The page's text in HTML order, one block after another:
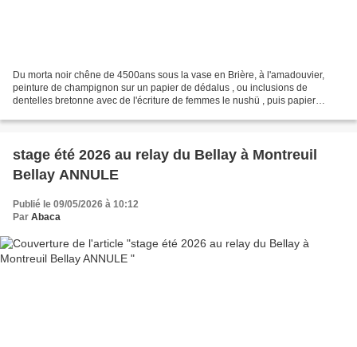
Du morta noir chêne de 4500ans sous la vase en Brière, à l'amadouvier,
peinture de champignon sur un papier de dédalus , ou inclusions de
dentelles bretonne avec de l'écriture de femmes le nushü , puis papier
stage été 2026 au relay du Bellay à Montreuil
Bellay ANNULE
Publié le 09/05/2026 à 10:12
Par Abaca